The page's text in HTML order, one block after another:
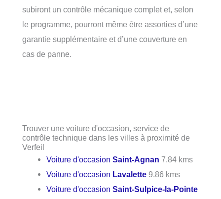
subiront un contrôle mécanique complet et, selon
le programme, pourront même être assorties d’une
garantie supplémentaire et d’une couverture en
cas de panne.
Trouver une voiture d'occasion, service de
contrôle technique dans les villes à proximité de
Verfeil
Voiture d'occasionSaint-Agnan 7.84 kms
Voiture d'occasion Lavalette 9.86 kms
Voiture d'occasionSaint-Sulpice-la-Pointe